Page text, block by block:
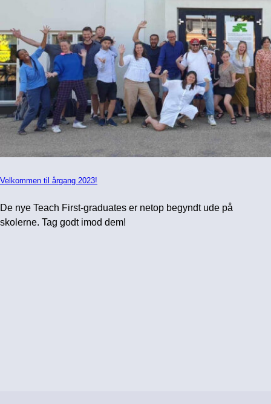
Velkommen til årgang 2023!
De nye Teach First-graduates er netop begyndt ude på
skolerne. Tag godt imod dem!